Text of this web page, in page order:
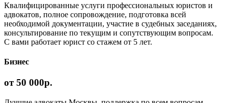
Квалифицированные услуги профессиональных юристов и
адвокатов, полное сопровождение, подготовка всей
необходимой документации, участие в судебных заседаниях,
консультирование по текущим и сопутствующим вопросам.
С вами работает юрист со стажем от 5 лет.
Бизнес
от 50 000р.